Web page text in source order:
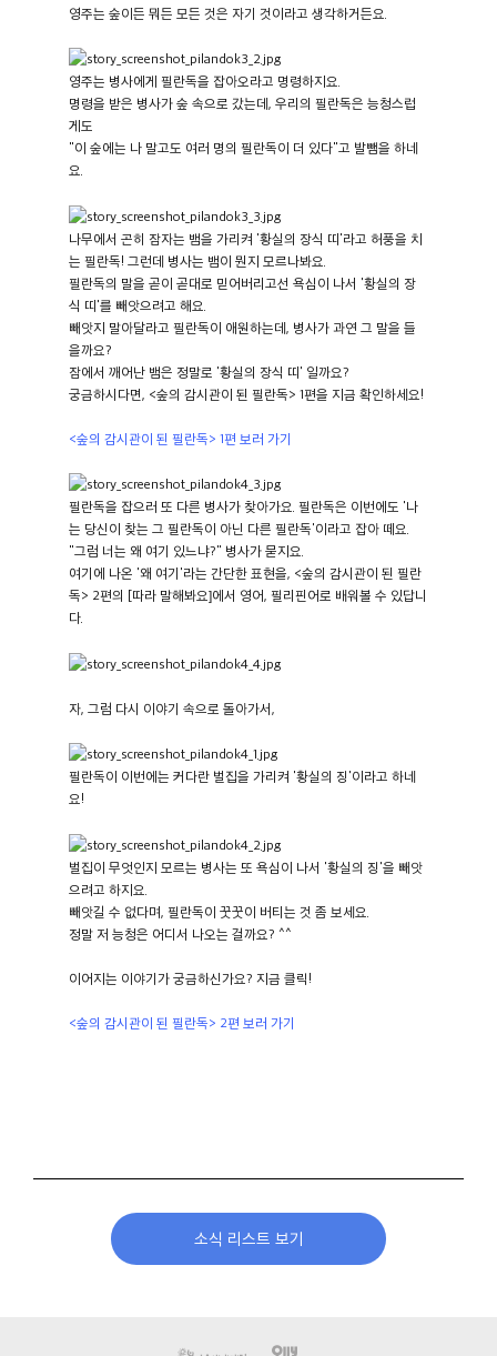
영주는 숲이든 뭐든 모든 것은 자기 것이라고 생각하거든요.
영주는 병사에게 필란독을 잡아오라고 명령하지요.
명령을 받은 병사가 숲 속으로 갔는데, 우리의 필란독은 능청스럽
게도
"이 숲에는 나 말고도 여러 명의 필란독이 더 있다"고 발뺌을 하네
요.
나무에서 곤히 잠자는 뱀을 가리켜 '황실의 장식 띠'라고 허풍을 치
는 필란독! 그런데 병사는 뱀이 뭔지 모르나봐요.
필란독의 말을 곧이 곧대로 믿어버리고선 욕심이 나서 '황실의 장
식 띠'를 빼앗으려고 해요.
빼앗지 말아달라고 필란독이 애원하는데, 병사가 과연 그 말을 들
을까요?
잠에서 깨어난 뱀은 정말로 '황실의 장식 띠' 일까요?
궁금하시다면, <숲의 감시관이 된 필란독> 1편을 지금 확인하세요!
<숲의 감시관이 된 필란독> 1편 보러 가기
필란독을 잡으러 또 다른 병사가 찾아가요. 필란독은 이번에도 '나
는 당신이 찾는 그 필란독이 아닌 다른 필란독'이라고 잡아 떼요.
"그럼 너는 왜 여기 있느냐?" 병사가 묻지요.
여기에 나온 '왜 여기'라는 간단한 표현을, <숲의 감시관이 된 필란
독> 2편의 [따라 말해봐요]에서 영어, 필리핀어로 배워볼 수 있답니
다.
자, 그럼 다시 이야기 속으로 돌아가서,
필란독이 이번에는 커다란 벌집을 가리켜 '황실의 징'이라고 하네
요!
벌집이 무엇인지 모르는 병사는 또 욕심이 나서 '황실의 징'을 빼앗
으려고 하지요.
빼앗길 수 없다며, 필란독이 꿋꿋이 버티는 것 좀 보세요.
정말 저 능청은 어디서 나오는 걸까요? ^^
이어지는 이야기가 궁금하신가요? 지금 클릭!
<숲의 감시관이 된 필란독> 2편 보러 가기
소식 리스트 보기